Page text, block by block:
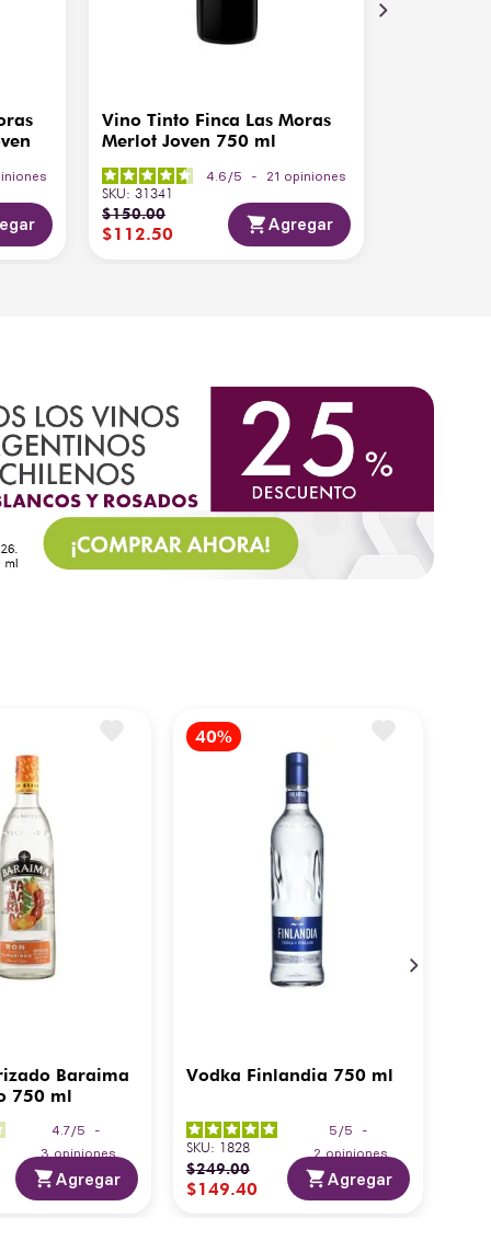
Vino Tinto Finca Las Moras
Merlot Joven 750 ml
4.6 /5 - 21 opiniones
SKU:31341
$150.00
$112.50 Agregar
Baraima
750 ml
4.7/5
-
3 opiniones
Agregar
Vodka Finlandia 750 ml
5 /5
-
2 opiniones
SKU: 1828
$249.00
$149.40 Agregar